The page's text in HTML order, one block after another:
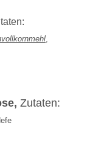
,
Zutaten: